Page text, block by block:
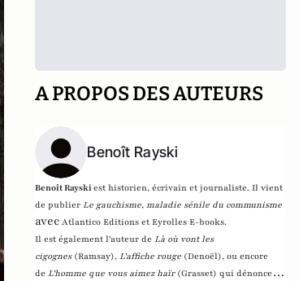
A PROPOS DES AUTEURS
Benoît Rayski
Benoît Rayskiest historien, écrivain et journaliste. Il vient
de publierLe gauchisme, maladie sénile du communisme
avecAtlantico Editions et Eyrolles E-books.
Il est également l'auteur deLà où vont les
cigognes (Ramsay),L'affiche rouge (Denoël), ou encore
deL'homme que vous aimez haïr (Grasset) qui dénonce l'